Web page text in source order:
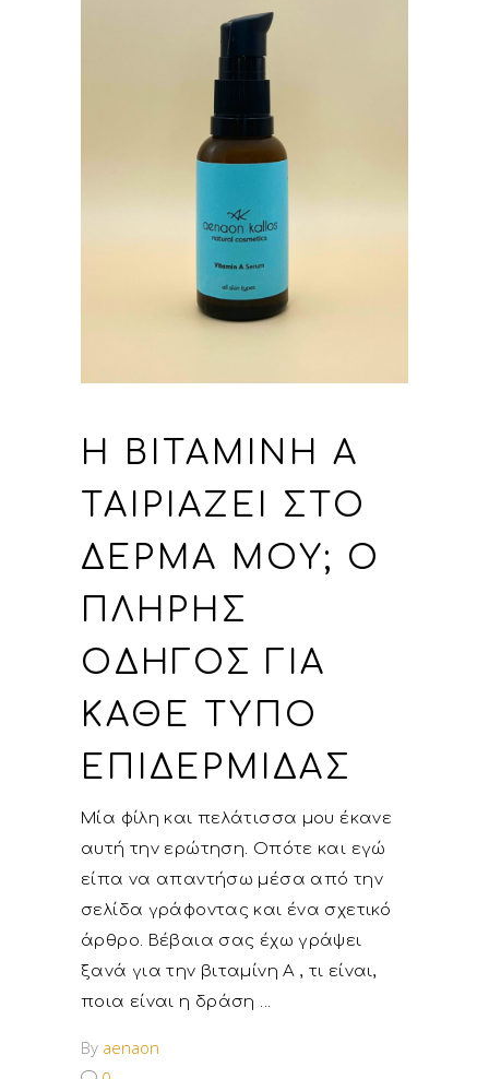
Η ΒΙΤΑΜΊΝΗ Α
ΤΑΙΡΙΆΖΕΙ ΣΤΟ
ΔΈΡΜΑ ΜΟΥ; Ο
ΠΛΉΡΗΣ
ΟΔΗΓΌΣ ΓΙΑ
ΚΆΘΕ ΤΎΠΟ
ΕΠΙΔΕΡΜΊΔΑΣ
Μία φίλη και πελάτισσα μου έκανε
αυτή την ερώτηση. Οπότε και εγώ
είπα να απαντήσω μέσα από την
σελίδα γράφοντας και ένα σχετικό
άρθρο. Βέβαια σας έχω γράψει
ξανά για την βιταμίνη Α , τι είναι,
ποια είναι η δράση
By aenaon